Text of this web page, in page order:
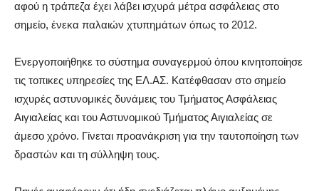
αφού η τράπεζα έχει λάβει ισχυρά μέτρα ασφάλειας στο
σημείο, ένεκα παλαιών χτυπημάτων όπως το 2012.
Ενεργοποιήθηκε το σύστημα συναγερμού όπου κινητοποίησε
τις τοπικες υπηρεσίες της ΕΛ.ΑΣ. Κατέφθασαν στο σημείο
ισχυρές αστυνομικές δυνάμεις του Τμήματος Ασφάλειας
Αιγιαλείας και του Αστυνομικού Τμήματος Αιγιαλείας σε
άμεσο χρόνο. Γίνεται προανάκριση για την ταυτοποίηση των
δραστών και τη σύλληψη τους.